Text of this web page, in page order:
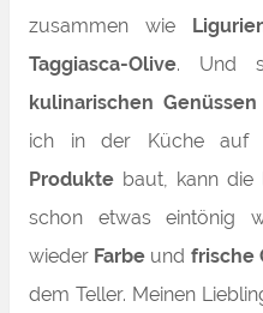
zusammen wie
Taggiasca-Olive. Und
kulinarischen Genüssen
ich in der Küche auf
Produkte baut, kann die
schon etwas eintönig
wieder Farbe und frische
dem Teller. Meinen